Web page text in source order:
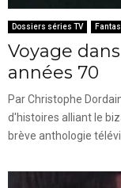
Dossiers séries TV
Voyage
années 70
Par Christophe
d'histoires alliant le
brève anthologie